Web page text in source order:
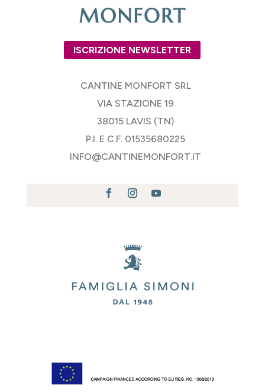
ISCRIZIONE NEWSLETTER
CANTINE MONFORT SRL
VIA STAZIONE 19
38015 LAVIS (TN)
P.I. E C.F. 01535680225
INFO@CANTINEMONFORT.IT